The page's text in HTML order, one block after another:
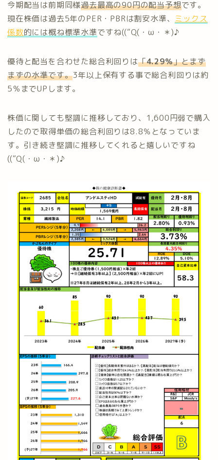
今期配当は前期同様過去最高の90円の配当予想です。
現在株価は過去5年のPER・PBRは割安水準、 ミックス
係数的には概ね標準水準ですね((“Q(・ω・＊)♪
優待と配当を合わせた総合利回りは「4.29％」とまず
まずの水準です。3年以上保有する事で総合利回りは約
5％までUPします。
株価に関しても堅調に推移しており、1,600円弱で購入
したので取得単価の総合利回りは8.8％となっていま
す。引き続き堅調に推移してくれると嬉しいですね
((“Q(・ω・＊)♪